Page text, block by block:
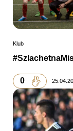
Klub
0